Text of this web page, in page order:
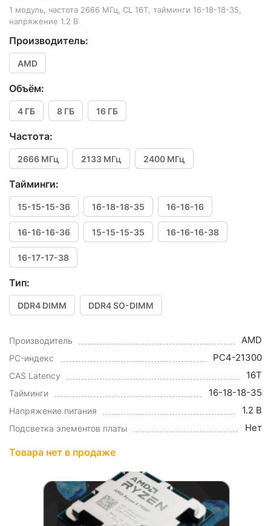
1 модуль, частота 2666 МГц, CL 16T, тайминги 16-18-18-35,
напряжение 1.2 В
Производитель:
AMD
Объём:
4 ГБ 8 ГБ 16 ГБ
Частота:
2666 МГц 2133 МГц 2400 МГц
Тайминги:
15-15-15-36 16-18-18-35 16-16-16
16-16-16-36 15-15-15-35 16-16-16-38
16-17-17-38
Тип:
DDR4 DIMM DDR4 SO-DIMM
Производитель AMD
PC-индекс PC4-21300
CAS Latency 16T
Тайминги 16-18-18-35
Напряжение питания 1.2 В
Подсветка элементов платы Нет
Товара нет в продаже